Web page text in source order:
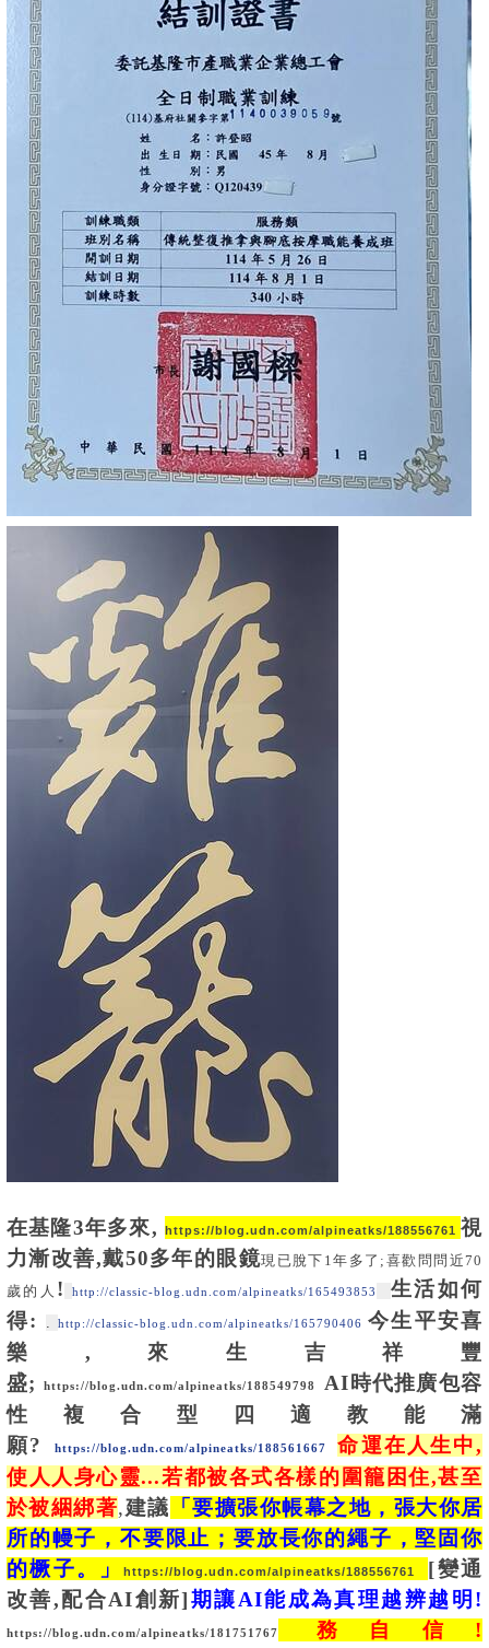
在基隆3年多來, https://blog.udn.com/alpineatks/188556761 視
力漸改善,戴50多年的眼鏡現已脫下1年多了;喜歡問問近70
歲的人 ! http://classic-blog.udn.com/alpineatks/165493853
生活如何
得:
. http://classic-blog.udn.com/alpineatks/165790406 今生平安喜
樂,來生吉祥豐
盛;
https://blog.udn.com/alpineatks/188549798 AI時代推廣包容
性複合型四適教能滿
願?
https://blog.udn.com/alpineatks/188561667
命運在人生中,
使人人身心靈...若都被各式各樣的圍籠困住,甚至
於被綑綁著,建議 「要擴張你帳幕之地，張大你居
所的幔子，不要限止；要放長你的繩子，堅固你
的橛子。」
https://blog.udn.com/alpineatks/188556761
[變通
改善,配合AI創新]期讓AI能成為真理越辨越明!
https://blog.udn.com/alpineatks/181751767 務自信!